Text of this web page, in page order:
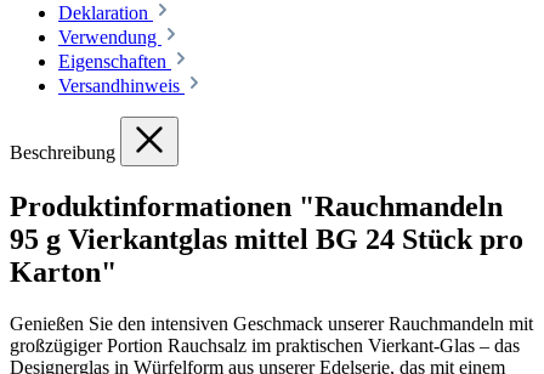
Deklaration
Verwendung
Eigenschaften
Versandhinweis
Beschreibung
Produktinformationen "Rauchmandeln
95 g Vierkantglas mittel BG 24 Stück pro
Karton"
Genießen Sie den intensiven Geschmack unserer Rauchmandeln mit
großzügiger Portion Rauchsalz im praktischen Vierkant-Glas – das
Designerglas in Würfelform aus unserer Edelserie, das mit einem